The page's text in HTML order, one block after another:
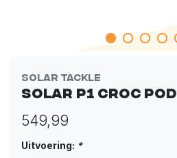
Solar Tackle
Solar P1 Croc Pod
549,99
Uitvoering: *